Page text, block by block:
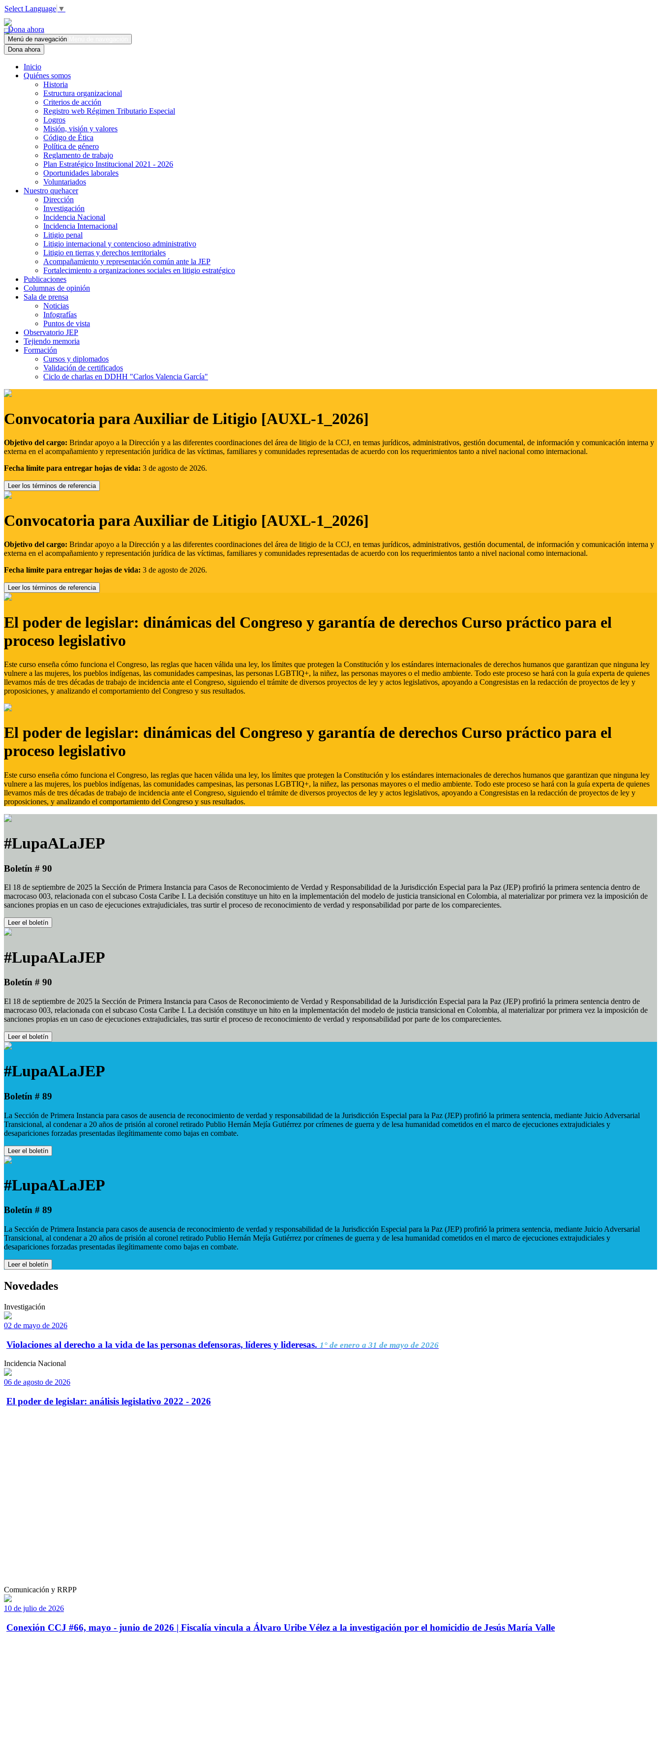
Select Language ▼
Dona ahora
Menú de navegación
Dona ahora
Inicio
Quiénes somos
Historia
Estructura organizacional
Criterios de acción
Registro web Régimen Tributario Especial
Logros
Misión, visión y valores
Código de Ética
Política de género
Reglamento de trabajo
Plan Estratégico Institucional 2021 - 2026
Oportunidades laborales
Voluntariados
Nuestro quehacer
Dirección
Investigación
Incidencia Nacional
Incidencia Internacional
Litigio penal
Litigio internacional y contencioso administrativo
Litigio en tierras y derechos territoriales
Acompañamiento y representación común ante la JEP
Fortalecimiento a organizaciones sociales en litigio estratégico
Publicaciones
Columnas de opinión
Sala de prensa
Noticias
Infografías
Puntos de vista
Observatorio JEP
Tejiendo memoria
Formación
Cursos y diplomados
Validación de certificados
Ciclo de charlas en DDHH "Carlos Valencia García"
Convocatoria para Auxiliar de Litigio [AUXL-1_2026]
Objetivo del cargo: Brindar apoyo a la Dirección y a las diferentes coordinaciones del área de litigio de la CCJ, en temas jurídicos, administrativos, gestión documental, de información y comunicación interna y
externa en el acompañamiento y representación jurídica de las víctimas, familiares y comunidades representadas de acuerdo con los requerimientos tanto a nivel nacional como internacional.
Fecha límite para entregar hojas de vida: 3 de agosto de 2026.
Leer los términos de referencia
Convocatoria para Auxiliar de Litigio [AUXL-1_2026]
Objetivo del cargo: Brindar apoyo a la Dirección y a las diferentes coordinaciones del área de litigio de la CCJ, en temas jurídicos, administrativos, gestión documental, de información y comunicación interna y
externa en el acompañamiento y representación jurídica de las víctimas, familiares y comunidades representadas de acuerdo con los requerimientos tanto a nivel nacional como internacional.
Fecha límite para entregar hojas de vida: 3 de agosto de 2026.
Leer los términos de referencia
El poder de legislar: dinámicas del Congreso y garantía de derechos Curso práctico para el
proceso legislativo
Este curso enseña cómo funciona el Congreso, las reglas que hacen válida una ley, los límites que protegen la Constitución y los estándares internacionales de derechos humanos que garantizan que ninguna ley
vulnere a las mujeres, los pueblos indígenas, las comunidades campesinas, las personas LGBTIQ+, la niñez, las personas mayores o el medio ambiente. Todo este proceso se hará con la guía experta de quienes
llevamos más de tres décadas de trabajo de incidencia ante el Congreso, siguiendo el trámite de diversos proyectos de ley y actos legislativos, apoyando a Congresistas en la redacción de proyectos de ley y
proposiciones, y analizando el comportamiento del Congreso y sus resultados.
El poder de legislar: dinámicas del Congreso y garantía de derechos Curso práctico para el
proceso legislativo
Este curso enseña cómo funciona el Congreso, las reglas que hacen válida una ley, los límites que protegen la Constitución y los estándares internacionales de derechos humanos que garantizan que ninguna ley
vulnere a las mujeres, los pueblos indígenas, las comunidades campesinas, las personas LGBTIQ+, la niñez, las personas mayores o el medio ambiente. Todo este proceso se hará con la guía experta de quienes
llevamos más de tres décadas de trabajo de incidencia ante el Congreso, siguiendo el trámite de diversos proyectos de ley y actos legislativos, apoyando a Congresistas en la redacción de proyectos de ley y
proposiciones, y analizando el comportamiento del Congreso y sus resultados.
#LupaALaJEP
Boletín # 90
El 18 de septiembre de 2025 la Sección de Primera Instancia para Casos de Reconocimiento de Verdad y Responsabilidad de la Jurisdicción Especial para la Paz (JEP) profirió la primera sentencia dentro de
macrocaso 003, relacionada con el subcaso Costa Caribe I. La decisión constituye un hito en la implementación del modelo de justicia transicional en Colombia, al materializar por primera vez la imposición de
sanciones propias en un caso de ejecuciones extrajudiciales, tras surtir el proceso de reconocimiento de verdad y responsabilidad por parte de los comparecientes.
Leer el boletín
#LupaALaJEP
Boletín # 90
El 18 de septiembre de 2025 la Sección de Primera Instancia para Casos de Reconocimiento de Verdad y Responsabilidad de la Jurisdicción Especial para la Paz (JEP) profirió la primera sentencia dentro de
macrocaso 003, relacionada con el subcaso Costa Caribe I. La decisión constituye un hito en la implementación del modelo de justicia transicional en Colombia, al materializar por primera vez la imposición de
sanciones propias en un caso de ejecuciones extrajudiciales, tras surtir el proceso de reconocimiento de verdad y responsabilidad por parte de los comparecientes.
Leer el boletín
#LupaALaJEP
Boletín # 89
La Sección de Primera Instancia para casos de ausencia de reconocimiento de verdad y responsabilidad de la Jurisdicción Especial para la Paz (JEP) profirió la primera sentencia, mediante Juicio Adversarial
Transicional, al condenar a 20 años de prisión al coronel retirado Publio Hernán Mejía Gutiérrez por crímenes de guerra y de lesa humanidad cometidos en el marco de ejecuciones extrajudiciales y
desapariciones forzadas presentadas ilegítimamente como bajas en combate.
Leer el boletín
#LupaALaJEP
Boletín # 89
La Sección de Primera Instancia para casos de ausencia de reconocimiento de verdad y responsabilidad de la Jurisdicción Especial para la Paz (JEP) profirió la primera sentencia, mediante Juicio Adversarial
Transicional, al condenar a 20 años de prisión al coronel retirado Publio Hernán Mejía Gutiérrez por crímenes de guerra y de lesa humanidad cometidos en el marco de ejecuciones extrajudiciales y
desapariciones forzadas presentadas ilegítimamente como bajas en combate.
Leer el boletín
Novedades
Investigación
02 de mayo de 2026
Violaciones al derecho a la vida de las personas defensoras, líderes y lideresas. 1° de enero a 31 de mayo de 2026
Incidencia Nacional
06 de agosto de 2026
El poder de legislar: análisis legislativo 2022 - 2026
Comunicación y RRPP
10 de julio de 2026
Conexión CCJ #66, mayo - junio de 2026 | Fiscalía vincula a Álvaro Uribe Vélez a la investigación por el homicidio de Jesús María Valle